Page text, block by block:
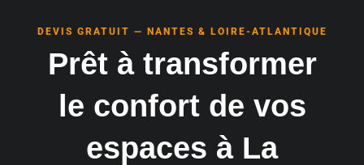
DEVIS GRATUIT — NANTES & LOIRE-ATLANTIQUE
Prêt à transformer
le confort de vos
espaces à La